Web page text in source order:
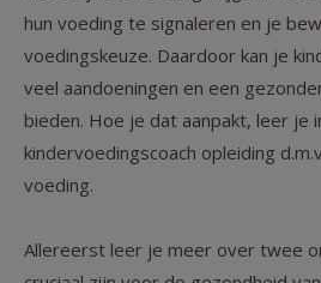
hun voeding te signaleren en je
voedingskeuze. Daardoor kan je
veel aandoeningen en een
bieden. Hoe je dat aanpakt, leer je
kindervoedingscoach opleiding
voeding.
Allereerst leer je meer over twee